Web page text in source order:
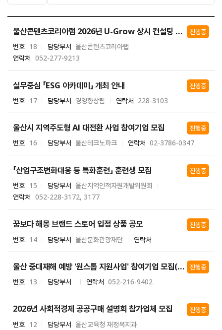
울산콘텐츠코리아랩 2026년 U-Grow 상시 컨설팅 지원사업
번호 18 담당부서 울산콘텐츠코리아랩
연락처 052-277-9213
진행중
실무중심 「ESG 아카데미」 개최 안내
번호 17 담당부서 경영향상팀 연락처 228-3103
진행중
울산시 지역주도형 AI 대전환 사업 참여기업 모집
번호 16 담당부서 울산테크노파크 연락처 02-3786-0347
진행중
「산업구조변화대응 등 특화훈련」 훈련생 모집
번호 15 담당부서 울산지역인적자원개발위원회
연락처 052-228-3172, 3177
진행중
꿈보다 해몽 브랜드 스토어 입점 상품 공모
번호 14 담당부서 울산문화관광재단 연락처
진행중
울산 중대재해 예방 '원스톱 지원사업' 참여기업 모집(추가공고)
번호 13 담당부서 연락처 052-216-9402
진행중
2026년 사회적경제 공공구매 설명회 참가업체 모집
번호 12 담당부서 울산교육청 재정복지과
진행중